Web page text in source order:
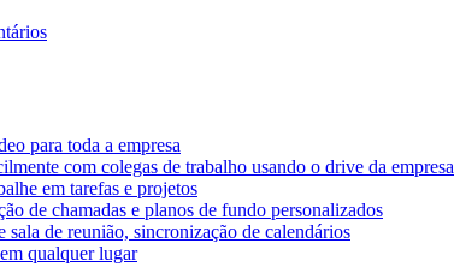
para toda a empresa
com colegas de trabalho usando o drive da empresa
em tarefas e projetos
de chamadas e planos de fundo personalizados
de reunião, sincronização de calendários
qualquer lugar